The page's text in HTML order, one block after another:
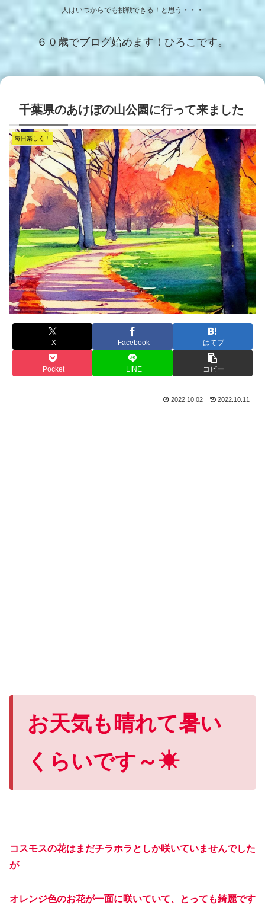
人はいつからでも挑戦できる！と思う・・・
６０歳でブログ始めます！ひろこです。
千葉県のあけぼの山公園に行って来ました
毎日楽しく！
X Facebook はてブ
Pocket LINE コピー
2022.10.02 2022.10.11
お天気も晴れて暑い
くらいです～☀
コスモスの花はまだチラホラとしか咲いていませんでした
が
オレンジ色のお花が一面に咲いていて、とっても綺麗です